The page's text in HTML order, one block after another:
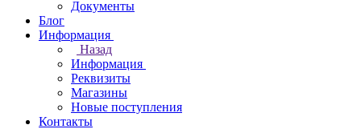
Документы
Блог
Информация
Назад
Информация
Реквизиты
Магазины
Новые поступления
Контакты